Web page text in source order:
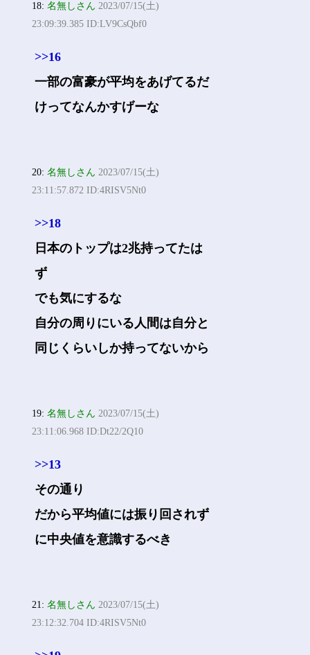
18:名無しさん 2023/07/15(土)
23:09:39.385 ID:LV9CsQbf0
>>16
一部の富豪が平均をあげてるだ
けってなんかすげーな
20:名無しさん 2023/07/15(土)
23:11:57.872 ID:4RISV5Nt0
>>18
日本のトップは2兆持ってたは
ず
でも気にするな
自分の周りにいる人間は自分と
同じくらいしか持ってないから
19:名無しさん 2023/07/15(土)
23:11:06.968 ID:Dt22/2Q10
>>13
その通り
だから平均値には振り回されず
に中央値を意識するべき
21:名無しさん 2023/07/15(土)
23:12:32.704 ID:4RISV5Nt0